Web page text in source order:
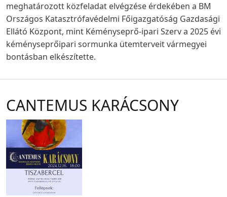
meghatározott közfeladat elvégzése érdekében a BM
Országos Katasztrófavédelmi Főigazgatóság Gazdasági
Ellátó Központ, mint Kéményseprő-ipari Szerv a 2025 évi
kéményseprőipari sormunka ütemterveit vármegyei
bontásban elkészítette.
CANTEMUS KARÁCSONY